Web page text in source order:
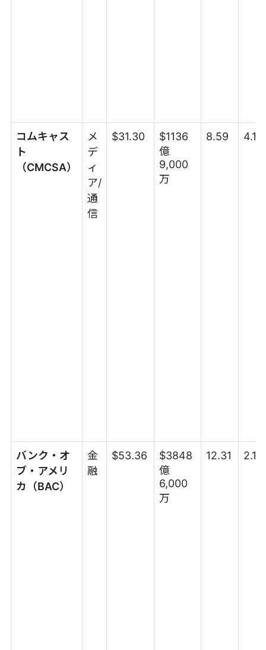
コムキャス
ト
（CMCSA）
メ
デ
ィ
ア/
通
信
$31.30
$1136
億
9,000
万
8.59
バンク・オ
ブ・アメリ
カ（BAC）
金
融
$53.36
$3848
億
6,000
万
12.31